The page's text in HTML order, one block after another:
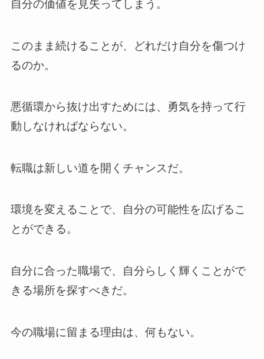
自分の価値を見失ってしまう。
このまま続けることが、どれだけ自分を傷つけ
るのか。
悪循環から抜け出すためには、勇気を持って行
動しなければならない。
転職は新しい道を開くチャンスだ。
環境を変えることで、自分の可能性を広げるこ
とができる。
自分に合った職場で、自分らしく輝くことがで
きる場所を探すべきだ。
今の職場に留まる理由は、何もない。